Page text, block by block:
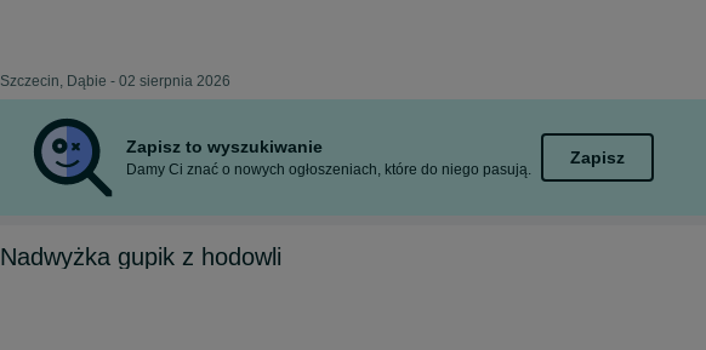
Szczecin, Dąbie - 02 sierpnia 2026
Zapisz to wyszukiwanie
Damy Ci znać o nowych ogłoszeniach, które do niego pasują.
Zapisz
Nadwyżka gupik z hodowli